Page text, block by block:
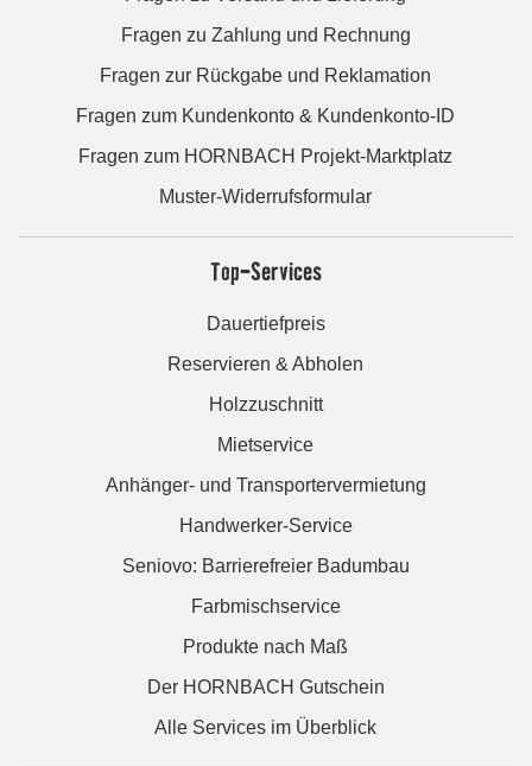
Fragen zu Zahlung und Rechnung
Fragen zur Rückgabe und Reklamation
Fragen zum Kundenkonto & Kundenkonto-ID
Fragen zum HORNBACH Projekt-Marktplatz
Muster-Widerrufsformular
Top-Services
Dauertiefpreis
Reservieren & Abholen
Holzzuschnitt
Mietservice
Anhänger- und Transportervermietung
Handwerker-Service
Seniovo: Barrierefreier Badumbau
Farbmischservice
Produkte nach Maß
Der HORNBACH Gutschein
Alle Services im Überblick